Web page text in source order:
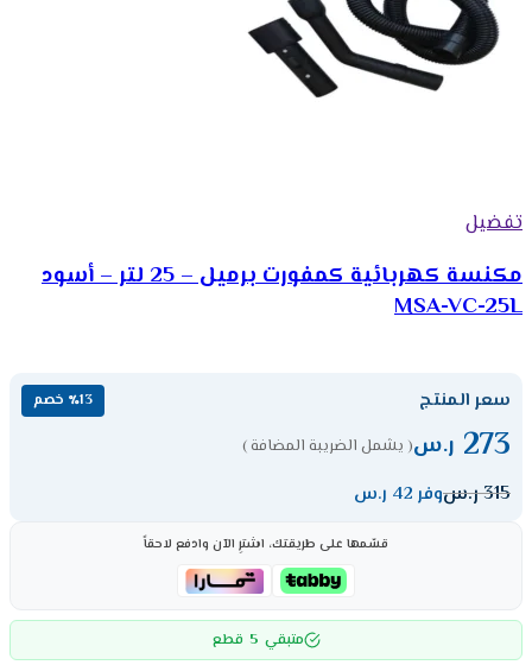
تفضيل
مكنسة كهربائية كمفورت برميل – 25 لتر – أسود
MSA-VC-25L
سعر المنتج ٪13 خصم
273 ر.س( يشمل الضريبة المضافة )
315ر.سوفر 42 ر.س
قسّمها على طريقتك، اشترِ الآن وادفع لاحقاً
متبقي 5 قطع